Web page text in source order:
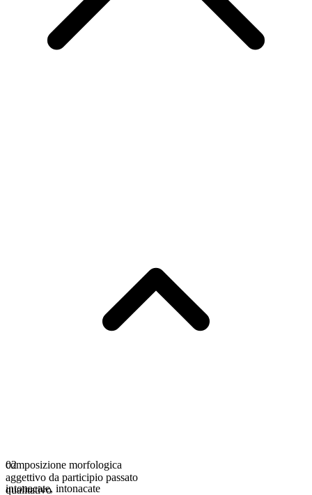
composizione morfologica
aggettivo da participio passato
qualitativo
02
intonacate, intonacate